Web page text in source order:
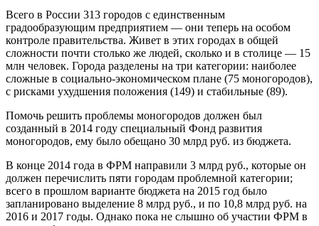
Всего в России 313 городов с единственным
градообразующим предприятием — они теперь на особом
контроле правительства. Живет в этих городах в общей
сложности почти столько же людей, сколько и в столице — 15
млн человек. Города разделены на три категории: наиболее
сложные в социально-экономическом плане (75 моногородов),
с рисками ухудшения положения (149) и стабильные (89).
Помочь решить проблемы моногородов должен был
созданный в 2014 году специальный Фонд развития
моногородов, ему было обещано 30 млрд руб. из бюджета.
В конце 2014 года в ФРМ направили 3 млрд руб., которые он
должен перечислить пяти городам проблемной категории;
всего в прошлом варианте бюджета на 2015 год было
запланировано выделение 8 млрд руб., и по 10,8 млрд руб. на
2016 и 2017 годы. Однако пока не слышно об участии ФРМ в